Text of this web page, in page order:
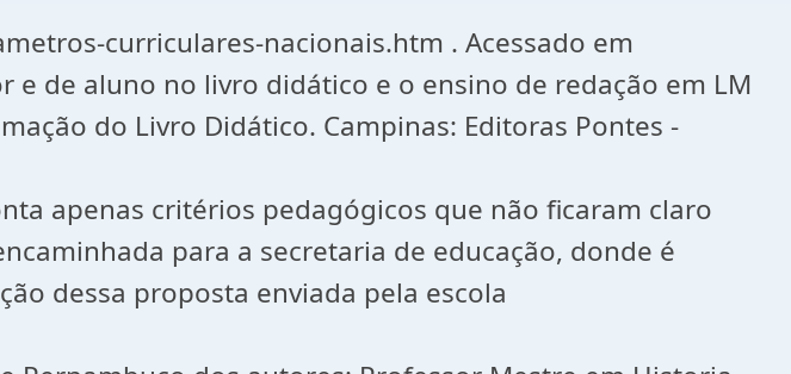
curriculares-nacionais.htm . Acessado em
e de aluno no livro didático e o ensino de redação em LM
do Livro Didático. Campinas: Editoras Pontes -
apenas critérios pedagógicos que não ficaram claro
para a secretaria de educação, donde é
dessa proposta enviada pela escola